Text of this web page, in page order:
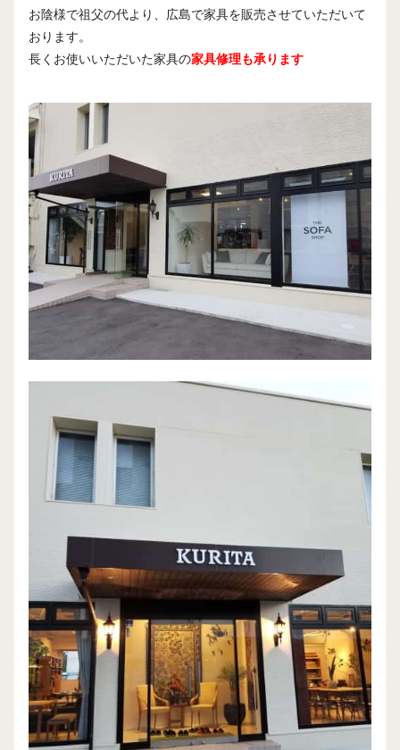
お陰様で祖父の代より、広島で家具を販売させていただいて
おります。
長くお使いいただいた家具の家具修理も承ります